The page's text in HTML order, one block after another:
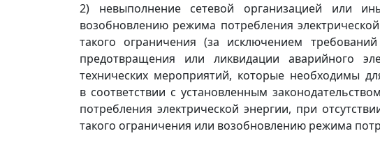
2) невыполнение сетевой организацией или
возобновлению режима потребления
такого ограничения (за исключением
предотвращения или ликвидации аварийного
технических мероприятий, которые необходимы
в соответствии с установленным
потребления электрической энергии, при
такого ограничения или возобновлению режима